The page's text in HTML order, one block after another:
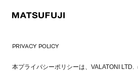
PRIVACY POLICY
本プライバシーポリシーは、VALATONI LTD.